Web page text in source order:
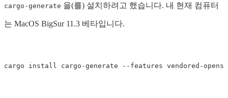
cargo-generate 을(를) 설치하려고 했습니다. 내 현재 컴퓨터
는 MacOS BigSur 11.3 베타입니다.
cargo install cargo-generate --features